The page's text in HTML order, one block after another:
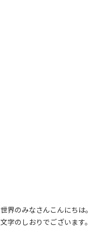
世界のみなさんこんにちは。
文字のしおりでございます。